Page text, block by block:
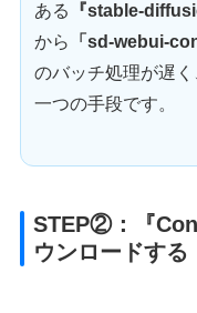
ある
『stable-
から
「sd-webui-
のバッチ処理が遅
一つの手段です。
STEP②：『
ウンロードする